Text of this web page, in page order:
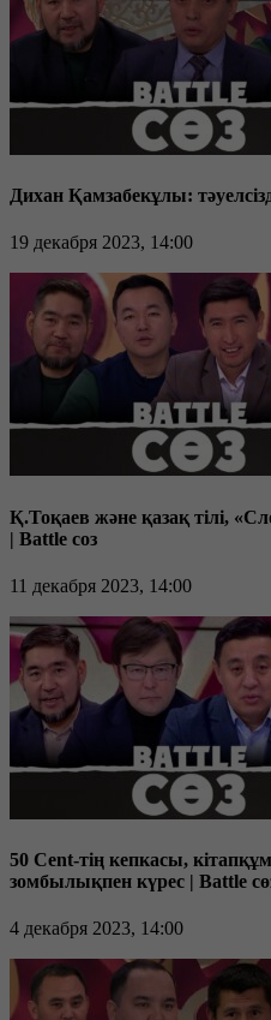
Дихан Қамзабекұлы:
19 декабря 2023, 14:00
Қ.Тоқаев және қазақ тілі,
| Battle соз
11 декабря 2023, 14:00
50 Cent-тің кепкасы,
зомбылықпен күрес | Battle
4 декабря 2023, 14:00